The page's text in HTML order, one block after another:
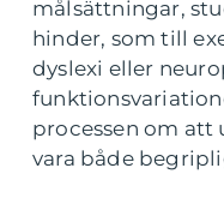
målsättningar,
hinder, som till
dyslexi eller
processen om att
vara både